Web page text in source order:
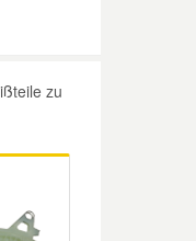
zu